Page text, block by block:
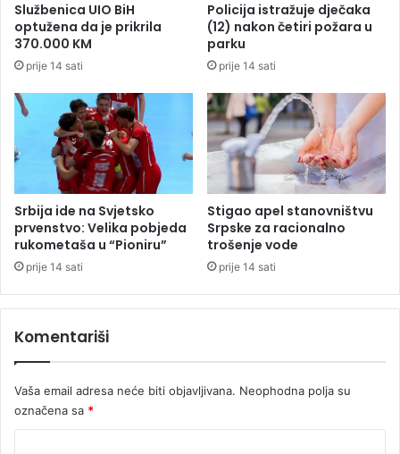
d
v
s
t
a
a
u
a
n
j
a
u
i
O
T
O
Službenica UIO BiH
optužena da je prikrila
370.000 KM
prije 14 sati
Policija istražuje dječaka
(12) nakon četiri požara u
parku
prije 14 sati
Srbija ide na Svjetsko
prvenstvo: Velika pobjeda
rukometaša u “Pioniru”
prije 14 sati
Stigao apel stanovništvu
Srpske za racionalno
trošenje vode
prije 14 sati
Komentariši
Vaša email adresa neće biti objavljivana. Neophodna polja su
označena sa *